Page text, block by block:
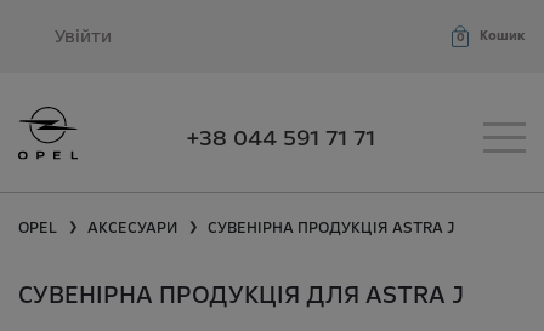
Увійти 0 Кошик
+38 044 591 71 71
OPEL ❯ АКСЕСУАРИ ❯ СУВЕНІРНА ПРОДУКЦІЯ ASTRA J
СУВЕНІРНА ПРОДУКЦІЯ ДЛЯ ASTRA J